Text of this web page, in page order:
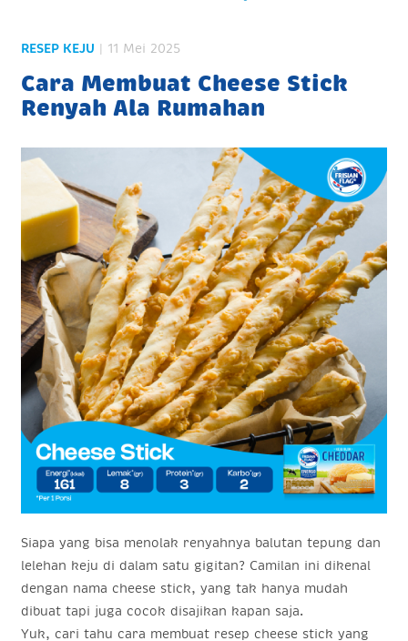
RESEP KEJU | 11 Mei 2025
Cara Membuat Cheese Stick
Renyah Ala Rumahan
Siapa yang bisa menolak renyahnya balutan tepung dan
lelehan keju di dalam satu gigitan? Camilan ini dikenal
dengan nama cheese stick, yang tak hanya mudah
dibuat tapi juga cocok disajikan kapan saja.
Yuk, cari tahu cara membuat resep cheese stick yang